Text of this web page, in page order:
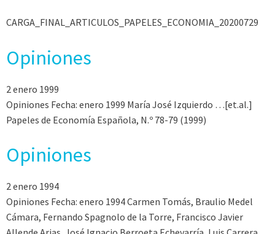
CARGA_FINAL_ARTICULOS_PAPELES_ECONOMIA_20200729
Opiniones
2 enero 1999
Opiniones Fecha: enero 1999 María José Izquierdo …[et.al.]
Papeles de Economía Española, N.º 78-79 (1999)
Opiniones
2 enero 1994
Opiniones Fecha: enero 1994 Carmen Tomás, Braulio Medel
Cámara, Fernando Spagnolo de la Torre, Francisco Javier